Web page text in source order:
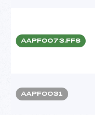
AAPF0073.FFS
AAPF0031